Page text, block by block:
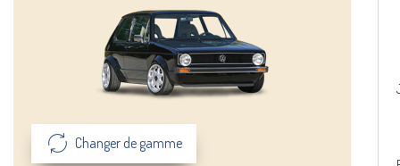
Changer de gamme